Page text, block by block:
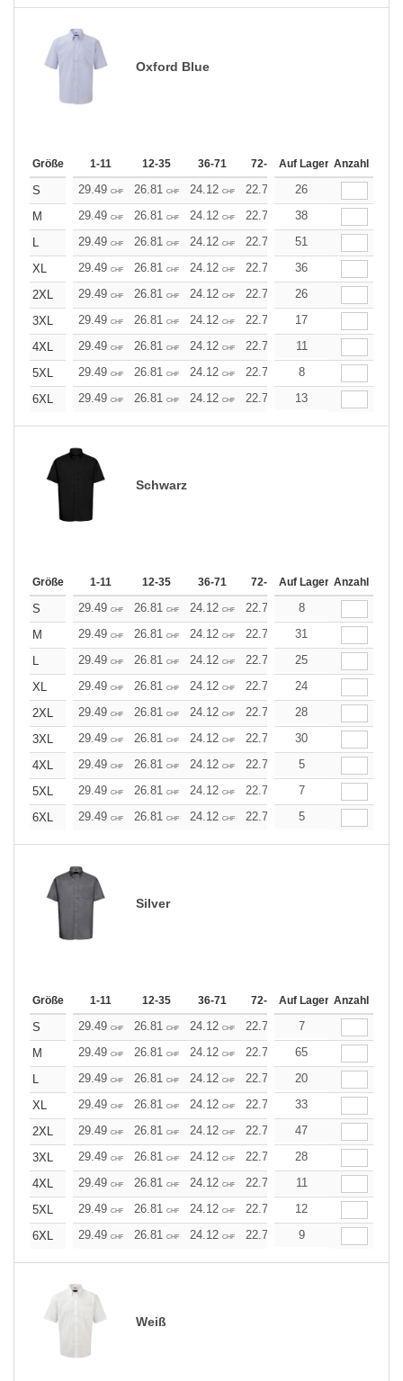
Oxford Blue
Größe 1-11 12-35 36-71 72-143 144-287 288 +
Auf Lager Anzahl
S 29.49 CHF 26.81 CHF 24.12 CHF 22.78 21.45
26
M
29.49 CHF 26.81 CHF 24.12 CHF 22.78 21.45
38
L
29.49 CHF 26.81 CHF 24.12 CHF 22.78 21.45
51
XL
29.49 CHF 26.81 CHF 24.12 CHF 22.78 21.45
36
2XL
29.49 CHF 26.81 CHF 24.12 CHF 22.78 21.45
26
3XL
29.49 CHF 26.81 CHF 24.12 CHF 22.78 21.45
17
4XL
29.49 CHF 26.81 CHF 24.12 CHF 22.78 21.45
11
5XL
29.49 CHF 26.81 CHF 24.12 CHF 22.78 21.45
8
6XL
29.49 CHF 26.81 CHF 24.12 CHF 22.78 21.45
13
Schwarz
Größe 1-11 12-35 36-71 72-143 144-287 288 +
Auf Lager Anzahl
S 29.49 CHF 26.81 CHF 24.12 CHF 22.78 21.45
8
M
29.49 CHF 26.81 CHF 24.12 CHF 22.78 21.45
31
L
29.49 CHF 26.81 CHF 24.12 CHF 22.78 21.45
25
XL
29.49 CHF 26.81 CHF 24.12 CHF 22.78 21.45
24
2XL
29.49 CHF 26.81 CHF 24.12 CHF 22.78 21.45
28
3XL
29.49 CHF 26.81 CHF 24.12 CHF 22.78 21.45
30
4XL
29.49 CHF 26.81 CHF 24.12 CHF 22.78 21.45
5
5XL
29.49 CHF 26.81 CHF 24.12 CHF 22.78 21.45
7
6XL
29.49 CHF 26.81 CHF 24.12 CHF 22.78 21.45
5
Silver
Größe 1-11 12-35 36-71 72-143 144-287 288 +
Auf Lager Anzahl
S 29.49 CHF 26.81 CHF 24.12 CHF 22.78 21.45
7
M
29.49 CHF 26.81 CHF 24.12 CHF 22.78 21.45
65
L
29.49 CHF 26.81 CHF 24.12 CHF 22.78 21.45
20
XL
29.49 CHF 26.81 CHF 24.12 CHF 22.78 21.45
33
2XL
29.49 CHF 26.81 CHF 24.12 CHF 22.78 21.45
47
3XL
29.49 CHF 26.81 CHF 24.12 CHF 22.78 21.45
28
4XL
29.49 CHF 26.81 CHF 24.12 CHF 22.78 21.45
11
5XL
29.49 CHF 26.81 CHF 24.12 CHF 22.78 21.45
12
6XL
29.49 CHF 26.81 CHF 24.12 CHF 22.78 21.45
9
Weiß